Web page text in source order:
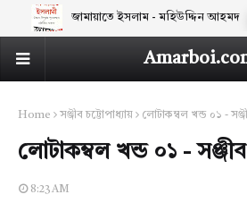
জামায়াতে ইসলাম - মহিউদ্দিন আহমদ
Home সঞ্জীব চট্টোপাধ্যায় লোটাকম্বল খন্ড ০১ -
লোটাকম্বল খন্ড ০১ - সঞ্জীব
8:23 AM